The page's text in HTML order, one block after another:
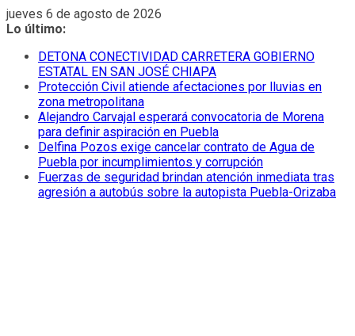
Saltar
al
jueves 6 de agosto de 2026
Lo último:
DETONA CONECTIVIDAD CARRETERA GOBIERNO
ESTATAL EN SAN JOSÉ CHIAPA
Protección Civil atiende afectaciones por lluvias en
zona metropolitana
Alejandro Carvajal esperará convocatoria de Morena
para definir aspiración en Puebla
Delfina Pozos exige cancelar contrato de Agua de
Puebla por incumplimientos y corrupción
Fuerzas de seguridad brindan atención inmediata tras
agresión a autobús sobre la autopista Puebla-Orizaba